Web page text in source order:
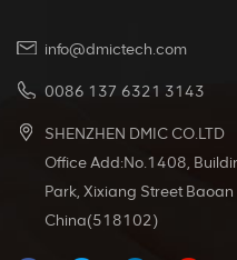
info@dmictech.com
0086 137 6321 3143
SHENZHEN DMIC CO.LTD
Office Add:No.1408,
Park, Xixiang Street
China(518102)